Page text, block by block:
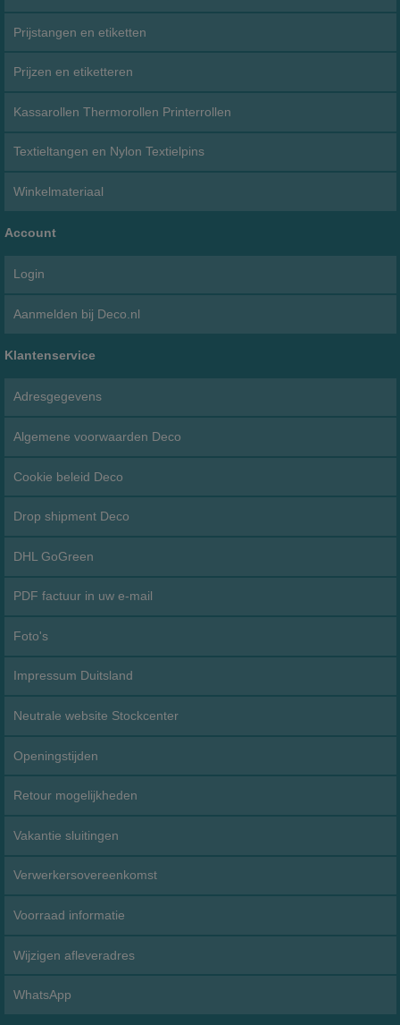
Prijstangen en etiketten
Prijzen en etiketteren
Kassarollen Thermorollen Printerrollen
Textieltangen en Nylon Textielpins
Winkelmateriaal
Account
Login
Aanmelden bij Deco.nl
Klantenservice
Adresgegevens
Algemene voorwaarden Deco
Cookie beleid Deco
Drop shipment Deco
DHL GoGreen
PDF factuur in uw e-mail
Foto's
Impressum Duitsland
Neutrale website Stockcenter
Openingstijden
Retour mogelijkheden
Vakantie sluitingen
Verwerkersovereenkomst
Voorraad informatie
Wijzigen afleveradres
WhatsApp